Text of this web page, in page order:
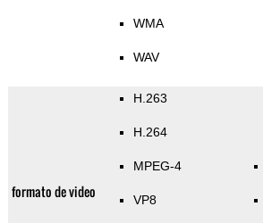
WMA
WAV
formato de video
H.263
H.264
MPEG-4
VP8